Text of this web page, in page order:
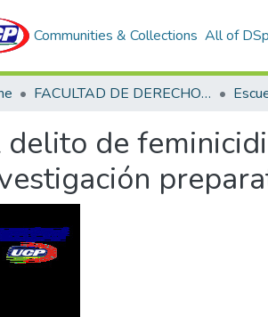
Communities & Collections All of
FACULTAD DE DERECHO Y CIENCIAS POLÍTICAS
delito de